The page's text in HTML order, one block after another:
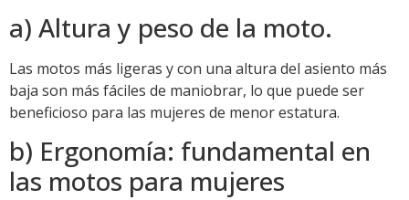
a) Altura y peso de la moto.
Las motos más ligeras y con una altura del asiento más
baja son más fáciles de maniobrar, lo que puede ser
beneficioso para las mujeres de menor estatura.
b) Ergonomía: fundamental en
las motos para mujeres